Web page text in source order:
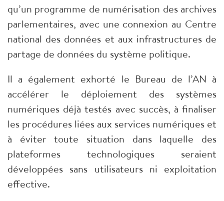
qu’un programme de numérisation des archives
parlementaires, avec une connexion au Centre
national des données et aux infrastructures de
partage de données du système politique.
Il a également exhorté le Bureau de l’AN à
accélérer le déploiement des systèmes
numériques déjà testés avec succès, à finaliser
les procédures liées aux services numériques et
à éviter toute situation dans laquelle des
plateformes technologiques seraient
développées sans utilisateurs ni exploitation
effective.